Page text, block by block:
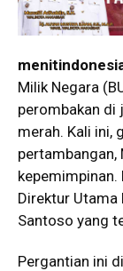
Milik Negara
perombakan di
merah. Kali ini,
pertambangan,
Direktur Utama
Santoso yang
Pergantian ini